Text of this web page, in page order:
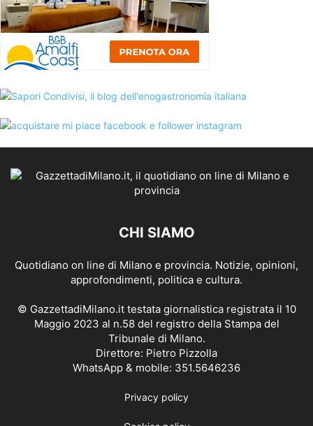
CHI SIAMO
Quotidiano on line di Milano e provincia. Notizie, opinioni,
approfondimenti, politica e cultura.
© GazzettadiMilano.it testata giornalistica registrata il 10
Maggio 2023 al n.58 del registro della Stampa del
Tribunale di Milano.
Direttore: Pietro Pizzolla
WhatsApp & mobile: 351.5646236
Privacy policy